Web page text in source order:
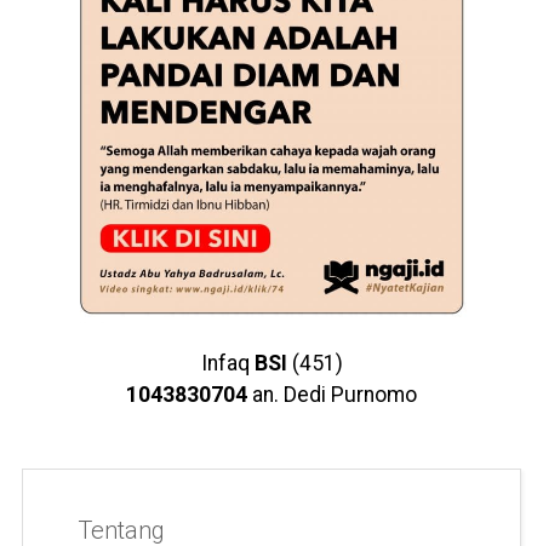
Infaq BSI (451)
1043830704 an. Dedi Purnomo
Tentang